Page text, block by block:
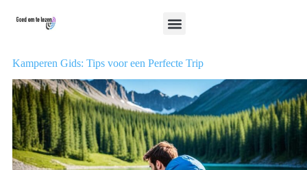
Kamperen Gids: Tips voor een Perfecte Trip